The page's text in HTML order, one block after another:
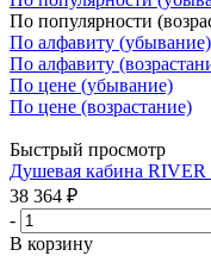
По популярности
По алфавиту (убывание)
По алфавиту
По цене (убывание)
По цене (возрастание)
Быстрый просмотр
Душевая кабина
38 364 ₽
-
В корзину